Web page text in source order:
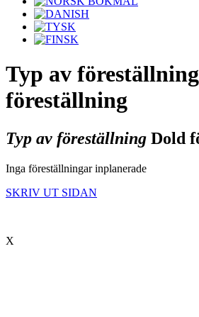
Typ av
föreställning
Typ av föreställning Dold
Inga föreställningar inplanerade
SKRIV UT SIDAN
X